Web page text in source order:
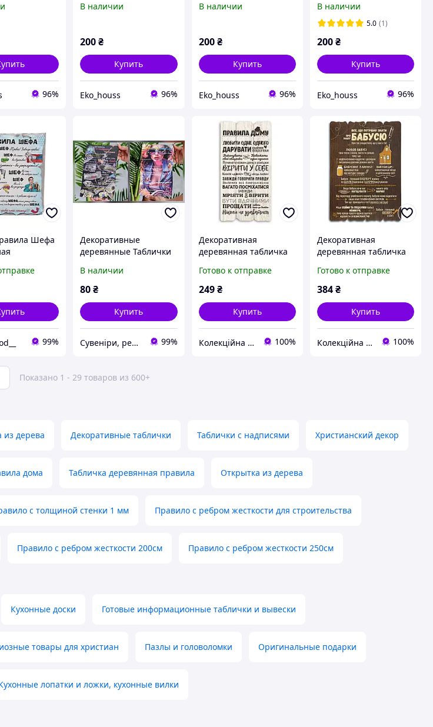
96%
В наличии
200₴
Купить
Eko_houss 96%
В наличии
200 ₴
Купить
Eko_houss 96%
В наличии
5.0 (1)
200₴
Купить
Eko_houss 96%
Шефа
99%
Декоративные
деревянные Таблички
В наличии
80₴
Купить
Сувеніри, релігійні товари 99%
Декоративная
деревянная табличка
хрт10014бу Тур-
Колекшн
Готово к отправке
249 ₴
Купить
Колекційна сувенірна продукція торгової марки "Тур-Колекшн" 100%
Декоративная
деревянная табличка
хрдт0004ку Тур-
Колекшн
Готово к отправке
384₴
Купить
Колекційна сувенірна продукція торгової марки "Тур-Колекшн" 100%
Показано 1 - 29 товаров из 600+
из дерева Декоративные таблички Таблички с надписями Христианский декор
дома Табличка деревянная правила Открытка из дерева
с толщиной стенки 1 мм Правило с ребром жесткости для строительства
Правило с ребром жесткости 200см Правило с ребром жесткости 250см
Кухонные доски Готовые информационные таблички и вывески
товары для христиан Пазлы и головоломки Оригинальные подарки
лопатки и ложки, кухонные вилки